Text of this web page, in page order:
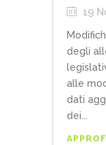
19
degli
alle
dati
dei...